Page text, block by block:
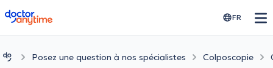
doctoranytime FR
Posez une question à nos spécialistes Colposcopie